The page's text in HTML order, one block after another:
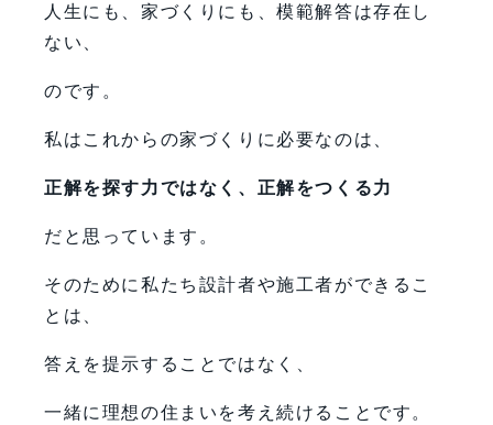
人生にも、家づくりにも、模範解答は存在し
ない、
のです。
私はこれからの家づくりに必要なのは、
正解を探す力ではなく、正解をつくる力
だと思っています。
そのために私たち設計者や施工者ができるこ
とは、
答えを提示することではなく、
一緒に理想の住まいを考え続けることです。